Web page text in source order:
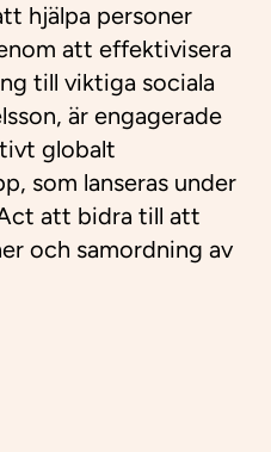
hjälpa personer
att effektivisera
till viktiga sociala
är engagerade
globalt
som lanseras under
att bidra till att
och samordning av